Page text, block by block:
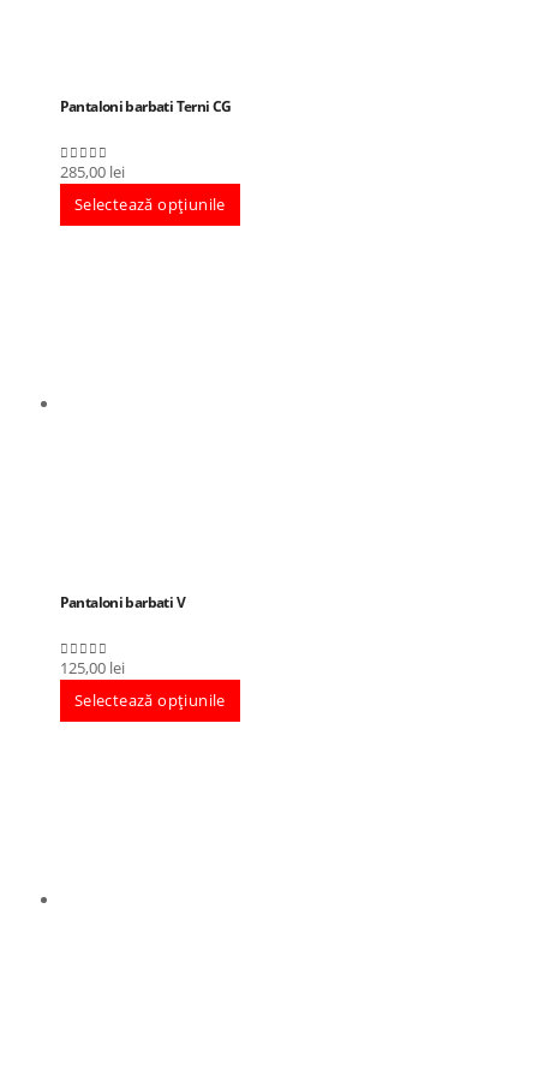
Pantaloni barbati Terni CG
0out of 5
285,00 lei
Selectează opțiunile
Pantaloni barbati V
0 out of 5
125,00 lei
Selectează opțiunile